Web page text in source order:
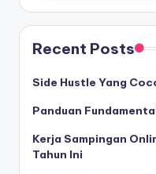
Recent Posts
Side Hustle Yang
Panduan
Kerja Sampingan
Tahun Ini